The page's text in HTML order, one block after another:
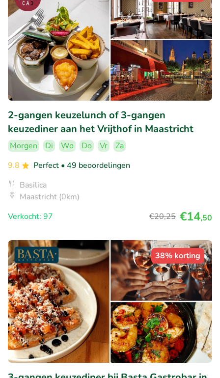
2-gangen keuzelunch of 3-gangen
keuzediner aan het Vrijthof in Maastricht
Morgen Di Wo Do Vr
Za
9.8
Perfect • 49 beoordelingen
Basilica
Maastricht (0km)
Verkocht: 97
€20,25 €14,50
38% korting